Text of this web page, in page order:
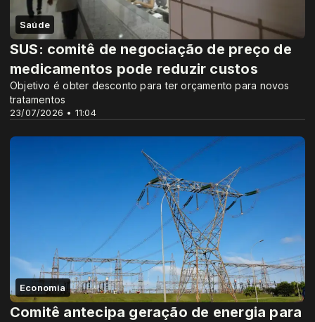
Saúde
23/07/2026 • 11:04
SUS: comitê de negociação de preço de
medicamentos pode reduzir custos
Objetivo é obter desconto para ter orçamento para novos
tratamentos
Economia
Comitê antecipa geração de energia para